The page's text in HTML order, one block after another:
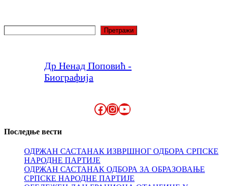
Претражи
Др Ненад Поповић -
Биографија
Facebook
Instagram
YouTube
Последње вести
ОДРЖАН САСТАНАК ИЗВРШНОГ ОДБОРА СРПСКЕ
НАРОДНЕ ПАРТИЈЕ
ОДРЖАН САСТАНАК ОДБОРА ЗА ОБРАЗОВАЊЕ
СРПСКЕ НАРОДНЕ ПАРТИЈЕ